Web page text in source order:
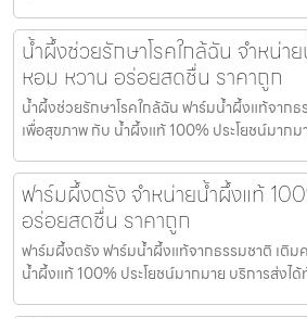
น้ำผึ้งช่วยรักษาโรคใกล้ฉัน จำหน่า
หอม หวาน อร่อยสดชื่น ราคาถูก
น้ำผึ้งช่วยรักษาโรคใกล้ฉัน ฟาร์มน้ำผึ้งแท้จาก
เพื่อสุขภาพ กับ น้ำผึ้งแท้ 100% ประโยชน์มากม
ฟาร์มผึ้งตรัง จำหน่ายน้ำผึ้งแท้
อร่อยสดชื่น ราคาถูก
ฟาร์มผึ้งตรัง ฟาร์มน้ำผึ้งแท้จากธรรมชาติ เติ
น้ำผึ้งแท้ 100% ประโยชน์มากมาย บริการส่งได้